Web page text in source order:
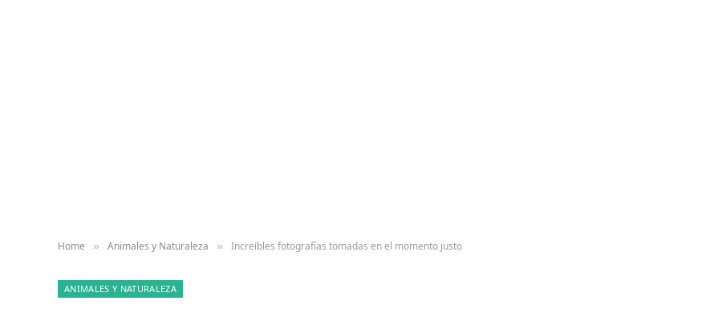
Home » Animales y Naturaleza » Increíbles fotografías tomadas en el momento justo
ANIMALES Y NATURALEZA